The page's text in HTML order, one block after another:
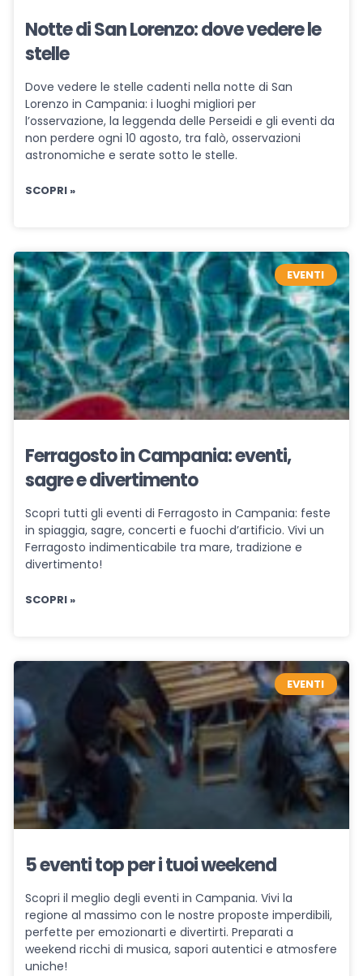
Notte di San Lorenzo: dove vedere le
stelle
Dove vedere le stelle cadenti nella notte di San
Lorenzo in Campania: i luoghi migliori per
l’osservazione, la leggenda delle Perseidi e gli eventi da
non perdere ogni 10 agosto, tra falò, osservazioni
astronomiche e serate sotto le stelle.
SCOPRI »
EVENTI
Ferragosto in Campania: eventi,
sagre e divertimento
Scopri tutti gli eventi di Ferragosto in Campania: feste
in spiaggia, sagre, concerti e fuochi d’artificio. Vivi un
Ferragosto indimenticabile tra mare, tradizione e
divertimento!
SCOPRI »
EVENTI
5 eventi top per i tuoi weekend
Scopri il meglio degli eventi in Campania. Vivi la
regione al massimo con le nostre proposte imperdibili,
perfette per emozionarti e divertirti. Preparati a
weekend ricchi di musica, sapori autentici e atmosfere
uniche!